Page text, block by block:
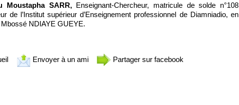
Moustapha SARR,Enseignant-Chercheur, matricule de solde n°108
de l’Institut supérieur d’Enseignement professionnel de Diamniadio, en
NDIAYE GUEYE.
Envoyer à un ami Partager sur facebook